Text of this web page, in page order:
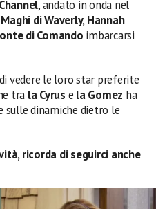
, andato in onda nel
di Waverly, Hannah
di Comando imbarcarsi
vedere le loro star preferite
tra la Cyrus e la Gomez ha
dinamiche dietro le
ricorda di seguirci anche